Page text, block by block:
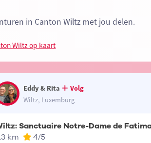
in Canton Wiltz met jou delen.
Wiltz op kaart
Eddy & Rita
Volg
Wiltz, Luxemburg
Sanctuaire Notre-Dame de
km 4/5